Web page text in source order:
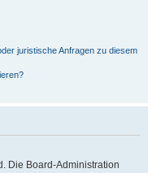
juristische Anfragen zu diesem
Die Board-Administration